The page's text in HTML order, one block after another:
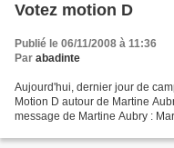
Votez motion D
Publié le 06/11/2008 à 11:36
Par abadinte
Aujourd'hui, dernier jour de
Motion D autour de Martine
message de Martine Aubry :